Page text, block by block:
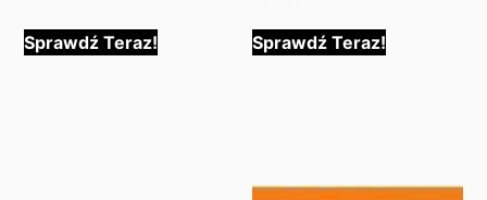
Sprawdź Teraz! Sprawdź Teraz!